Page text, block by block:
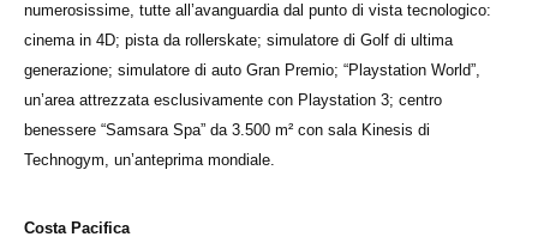
numerosissime, tutte all’avanguardia dal punto di vista tecnologico:
cinema in 4D; pista da rollerskate; simulatore di Golf di ultima
generazione; simulatore di auto Gran Premio; “Playstation World”,
un’area attrezzata esclusivamente con Playstation 3; centro
benessere “Samsara Spa” da 3.500 m² con sala Kinesis di
Technogym, un’anteprima mondiale.
Costa Pacifica